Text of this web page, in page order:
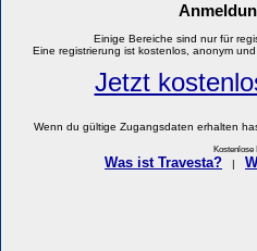
Einige Bereiche sind nur für
Eine registrierung ist kostenlos, anonym
Jetzt
Wenn du gültige Zugangsdaten erhalten
Kostenlose
Was ist Travesta?